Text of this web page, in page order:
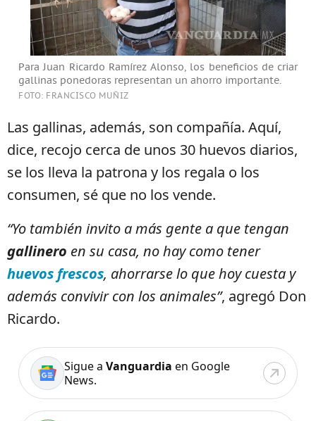
Para Juan Ricardo Ramírez Alonso, los beneficios de criar
gallinas ponedoras representan un ahorro importante.
FOTO: FRANCISCO MUÑIZ
Las gallinas, además, son compañía. Aquí,
dice, recojo cerca de unos 30 huevos diarios,
se los lleva la patrona y los regala o los
consumen, sé que no los vende.
“Yo también invito a más gente a que tengan
gallinero en su casa, no hay como tener
huevos frescos, ahorrarse lo que hoy cuesta y
además convivir con los animales”, agregó Don
Ricardo.
Sigue a Vanguardia en Google
News.